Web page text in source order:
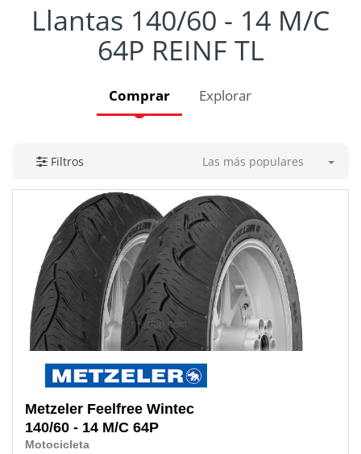
Llantas 140/60 - 14 M/C
64P REINF TL
Comprar Explorar
Filtros Las más populares
Metzeler Feelfree Wintec
140/60 - 14 M/C 64P
Motocicleta